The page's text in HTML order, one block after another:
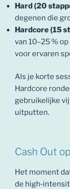
Hard (20
degenen die
Hardcore (15
van 10–25 %
voor ervaren
Als je korte
Hardcore
gebruikelijke
uitputten.
Cash Out
Het moment
de